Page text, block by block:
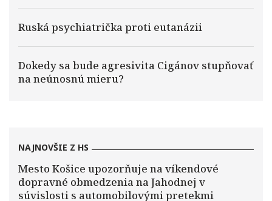
Ruská psychiatrička proti eutanázii
Dokedy sa bude agresivita Cigánov stupňovať
na neúnosnú mieru?
NAJNOVŠIE Z HS
Mesto Košice upozorňuje na víkendové
dopravné obmedzenia na Jahodnej v
súvislosti s automobilovými pretekmi